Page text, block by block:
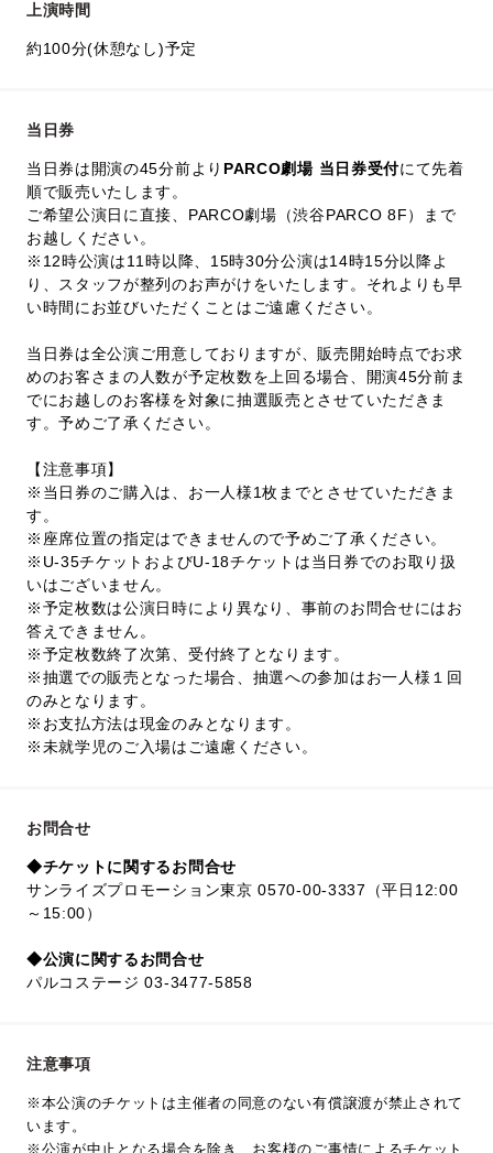
上演時間
約100分(休憩なし)予定
当日券
当日券は開演の45分前より PARCO劇場 当日券受付にて先着
順で販売いたします。
ご希望公演日に直接、PARCO劇場（渋谷PARCO 8F）まで
お越しください。
※12時公演は11時以降、15時30分公演は14時15分以降よ
り、スタッフが整列のお声がけをいたします。それよりも早
い時間にお並びいただくことはご遠慮ください。
当日券は全公演ご用意しておりますが、販売開始時点でお求
めのお客さまの人数が予定枚数を上回る場合、開演45分前ま
でにお越しのお客様を対象に抽選販売とさせていただきま
す。予めご了承ください。
【注意事項】
※当日券のご購入は、お一人様1枚までとさせていただきま
す。
※座席位置の指定はできませんので予めご了承ください。
※U-35チケットおよびU-18チケットは当日券でのお取り扱
いはございません。
※予定枚数は公演日時により異なり、事前のお問合せにはお
答えできません。
※予定枚数終了次第、受付終了となります。
※抽選での販売となった場合、抽選への参加はお一人様１回
のみとなります。
※お支払方法は現金のみとなります。
※未就学児のご入場はご遠慮ください。
お問合せ
◆チケットに関するお問合せ
サンライズプロモーション東京 0570-00-3337（平日12:00
～15:00）
◆公演に関するお問合せ
パルコステージ 03-3477-5858
注意事項
※本公演のチケットは主催者の同意のない有償譲渡が禁止されて
います。
※公演が中止となる場合を除き、お客様のご事情によるチケット